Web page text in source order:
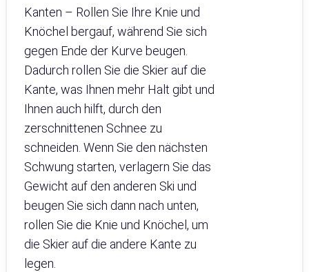
Kanten – Rollen Sie Ihre Knie und
Knöchel bergauf, während Sie sich
gegen Ende der Kurve beugen.
Dadurch rollen Sie die Skier auf die
Kante, was Ihnen mehr Halt gibt und
Ihnen auch hilft, durch den
zerschnittenen Schnee zu
schneiden. Wenn Sie den nächsten
Schwung starten, verlagern Sie das
Gewicht auf den anderen Ski und
beugen Sie sich dann nach unten,
rollen Sie die Knie und Knöchel, um
die Skier auf die andere Kante zu
legen.